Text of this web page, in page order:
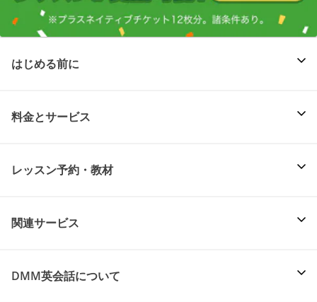
はじめる前に
料金とサービス
レッスン予約・教材
関連サービス
DMM英会話について